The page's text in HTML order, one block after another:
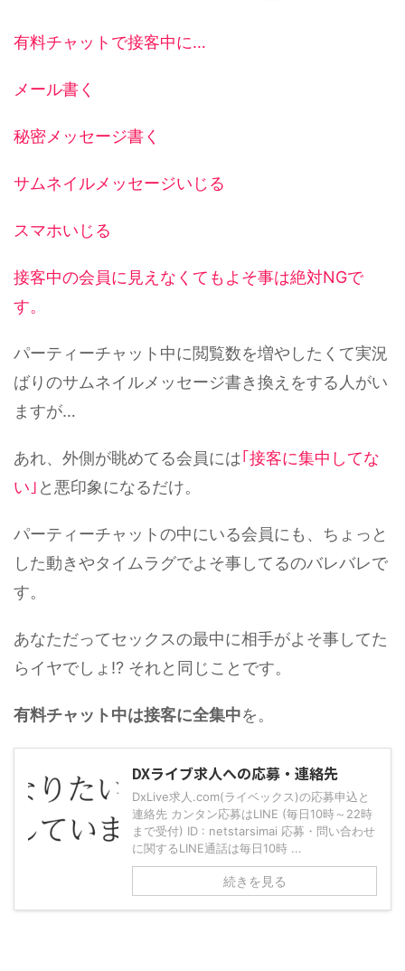
有料チャットで接客中に…
メール書く
秘密メッセージ書く
サムネイルメッセージいじる
スマホいじる
接客中の会員に見えなくてもよそ事は絶対NGで
す。
パーティーチャット中に閲覧数を増やしたくて実況
ばりのサムネイルメッセージ書き換えをする人がい
ますが…
あれ、外側が眺めてる会員には｢接客に集中してな
い｣ と悪印象になるだけ。
パーティーチャットの中にいる会員にも、ちょっと
した動きやタイムラグでよそ事してるのバレバレで
す。
あなただってセックスの最中に相手がよそ事してた
らイヤでしょ!? それと同じことです。
有料チャット中は接客に全集中を。
DXライブ求人への応募・連絡先
DxLive求人.com(ライベックス)の応募申込と
連絡先 カンタン応募はLINE (毎日10時～22時
まで受付) ID : netstarsimai 応募・問い合わせ
に関するLINE通話は毎日10時 ...
続きを見る